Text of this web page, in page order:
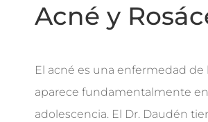
Acné y
El acné es una enfermedad de
aparece fundamentalmente
adolescencia. El Dr. Daudén